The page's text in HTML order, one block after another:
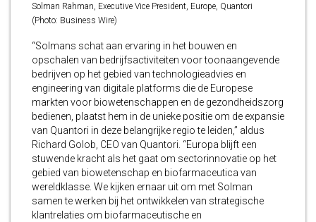
Solman Rahman, Executive Vice President, Europe, Quantori
(Photo: Business Wire)
“Solmans schat aan ervaring in het bouwen en
opschalen van bedrijfsactiviteiten voor toonaangevende
bedrijven op het gebied van technologieadvies en
engineering van digitale platforms die de Europese
markten voor biowetenschappen en de gezondheidszorg
bedienen, plaatst hem in de unieke positie om de expansie
van Quantori in deze belangrijke regio te leiden,” aldus
Richard Golob, CEO van Quantori. “Europa blijft een
stuwende kracht als het gaat om sectorinnovatie op het
gebied van biowetenschap en biofarmaceutica van
wereldklasse. We kijken ernaar uit om met Solman
samen te werken bij het ontwikkelen van strategische
klantrelaties om biofarmaceutische en